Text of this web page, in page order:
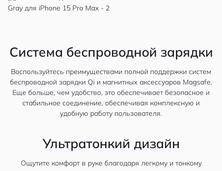
Система беспроводной зарядки
Воспользуйтесь преимуществами полной поддержки систем
беспроводной зарядки Qi и магнитных аксессуаров Magsafe.
Еще больше, чем удобство, это обеспечивает безопасное и
стабильное соединение, обеспечивая комплексную и
удобную работу пользователя.
Ультратонкий дизайн
Ощутите комфорт в руке благодаря легкому и тонкому